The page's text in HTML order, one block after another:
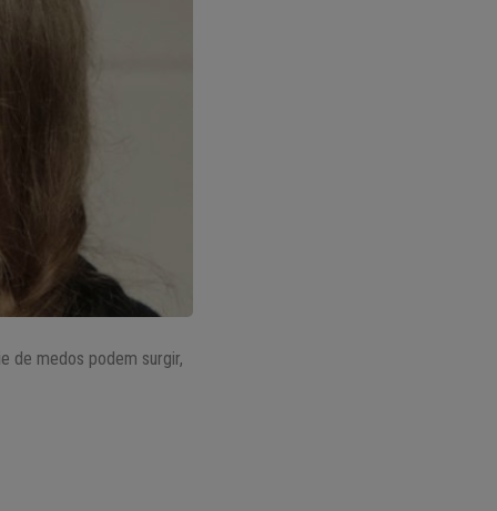
de medos podem surgir,